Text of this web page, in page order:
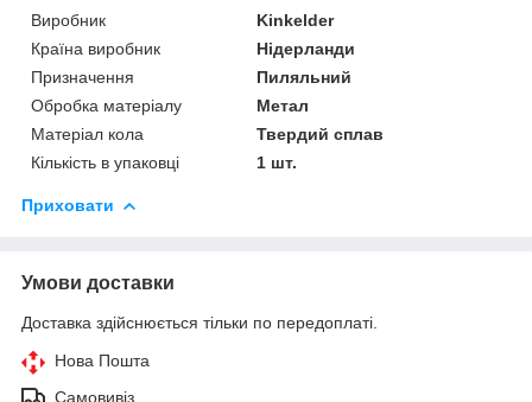
Виробник
Kinkelder
Країна виробник
Нідерланди
Призначення
Пиляльний
Обробка матеріалу
Метал
Матеріал кола
Твердий сплав
Кількість в упаковці
1 шт.
Приховати
Умови доставки
Доставка здійснюється тільки по передоплаті.
Нова Пошта
Самовивіз